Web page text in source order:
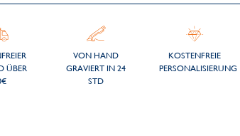
ÜBER
VON HAND
GRAVIERT IN 24
STD
KOSTENFREIE
PERSONALISIERUNG